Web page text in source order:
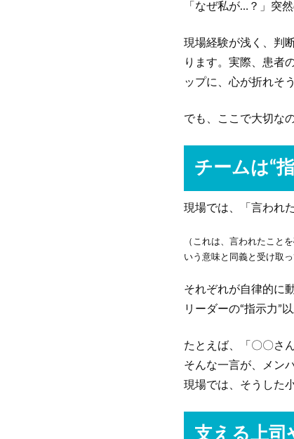
「なぜ私が…？」突
現場経験が浅く、判
ります。実際、患者
ップに、心が折れそ
でも、ここで大切な
チームは“
現場では、「言われ
（これは、言われたこと
いう意味と同義と受け取
それぞれが自律的に
リーダーの“指示力”
たとえば、「〇〇さ
そんな一言が、メン
現場では、そうした
支える上司